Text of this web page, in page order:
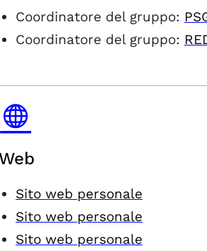
Coordinatore del gruppo:
Coordinatore del gruppo:
Sito web personale
Sito web personale
Sito web personale